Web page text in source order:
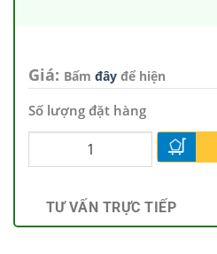
Giá: Bấm đây để hiện
Số lượng đặt hàng
TƯ VẤN TRỰC TIẾP